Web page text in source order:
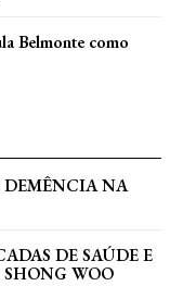
Belmonte como
DEMÊNCIA NA
DE SAÚDE E
WOO